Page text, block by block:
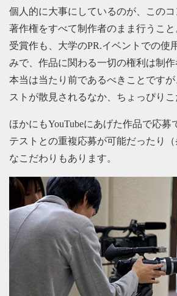
個人的に大事にしているのが、この
著作権をすべて制作者のまま行うこ
受賞作も、大学のPR.イベントでの使
みで、作品に関わる一切の権利は制作
本当は当たり前であるべきことです
ストが散見されるなか、ちょっぴりこ
ほかにもYouTubeにあげた作品で応募
テストとの重複応募が可能だったり
なこだわりもあります。